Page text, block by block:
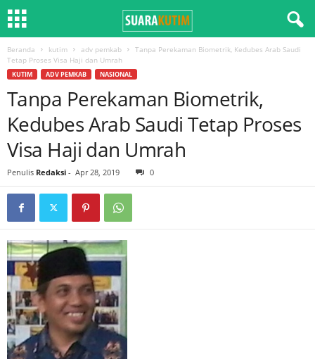
Beranda kutim adv pemkab
Tanpa Perekaman Biometrik, Kedubes Arab Saudi
Tetap Proses Visa Haji dan Umrah
KUTIM ADV PEMKAB NASIONAL
Tanpa Perekaman Biometrik,
Kedubes Arab Saudi Tetap Proses
Visa Haji dan Umrah
Penulis Redaksi - Apr 28, 2019 0